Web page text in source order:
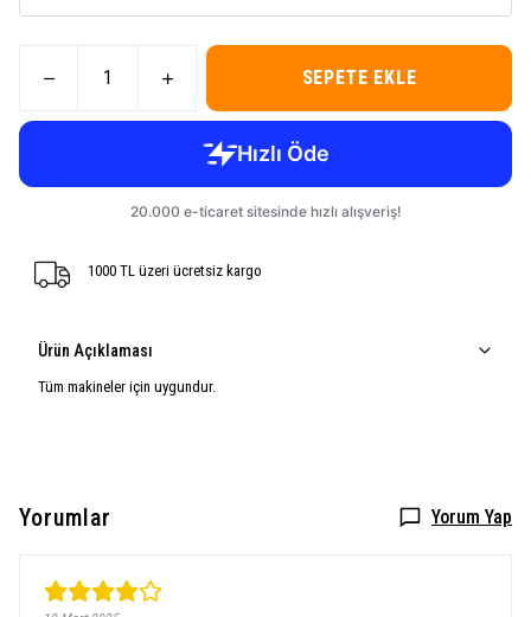
SEPETE EKLE
1000 TL üzeri ücretsiz kargo
Ürün Açıklaması
Tüm makineler için uygundur.
Yorumlar Yorum Yap